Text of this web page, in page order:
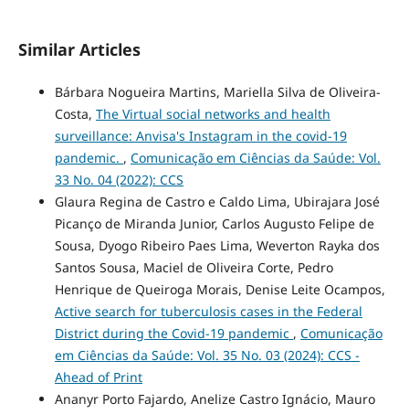
Similar Articles
Bárbara Nogueira Martins, Mariella Silva de Oliveira-
Costa, The Virtual social networks and health
surveillance: Anvisa's Instagram in the covid-19
pandemic. , Comunicação em Ciências da Saúde: Vol.
33 No. 04 (2022): CCS
Glaura Regina de Castro e Caldo Lima, Ubirajara José
Picanço de Miranda Junior, Carlos Augusto Felipe de
Sousa, Dyogo Ribeiro Paes Lima, Weverton Rayka dos
Santos Sousa, Maciel de Oliveira Corte, Pedro
Henrique de Queiroga Morais, Denise Leite Ocampos,
Active search for tuberculosis cases in the Federal
District during the Covid-19 pandemic , Comunicação
em Ciências da Saúde: Vol. 35 No. 03 (2024): CCS -
Ahead of Print
Ananyr Porto Fajardo, Anelize Castro Ignácio, Mauro